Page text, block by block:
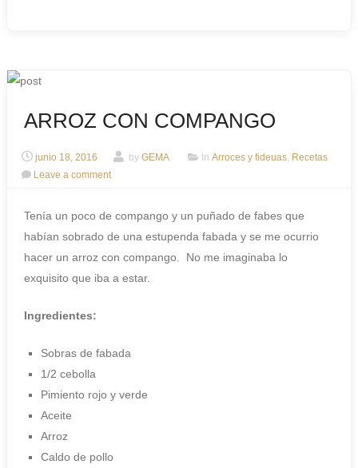
ARROZ CON COMPANGO
junio 18, 2016 by GEMA In Arroces y fideuas, Recetas
Leave a comment
Tenía un poco de compango y un puñado de fabes que
habían sobrado de una estupenda fabada y se me ocurrio
hacer un arroz con compango. No me imaginaba lo
exquisito que iba a estar.
Ingredientes:
Sobras de fabada
1/2 cebolla
Pimiento rojo y verde
Aceite
Arroz
Caldo de pollo